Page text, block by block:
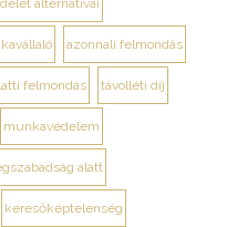
alternatívái
azonnali felmondás
felmondás távolléti díj
munkavédelem
alatt
keresőképtelenség